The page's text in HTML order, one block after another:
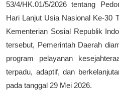
53/4/HK.01/5/2026 tentang
Hari Lanjut Usia Nasional Ke-30
Kementerian Sosial Republik
tersebut, Pemerintah Daerah
program pelayanan
terpadu, adaptif, dan
pada tanggal 29 Mei 2026.